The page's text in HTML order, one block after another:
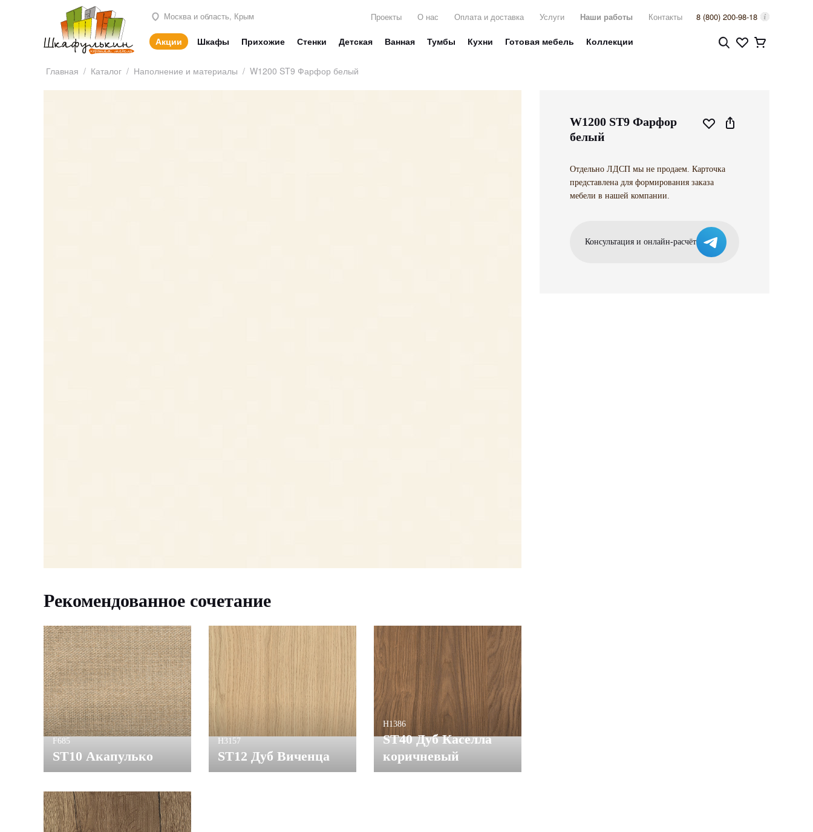
Москва и область, Крым Проекты О нас Оплата и доставка Услуги Наши работы Контакты 8 (800) 200-98-18
Акции Шкафы Прихожие Стенки Детская Ванная Тумбы Кухни Готовая мебель Коллекции
Главная / Каталог / Наполнение и материалы / W1200 ST9 Фарфор белый
Рекомендованное сочетание
F685
ST10 Акапулько
H3157
ST12 Дуб Виченца
H1386
ST40 Дуб Каселла
коричневый
W1200 ST9 Фарфор
белый
Отдельно ЛДСП мы не продаем. Карточка
представлена для формирования заказа
мебели в нашей компании.
Консультация и онлайн-расчёт